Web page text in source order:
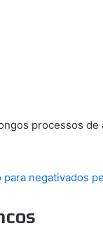
processos
negativados